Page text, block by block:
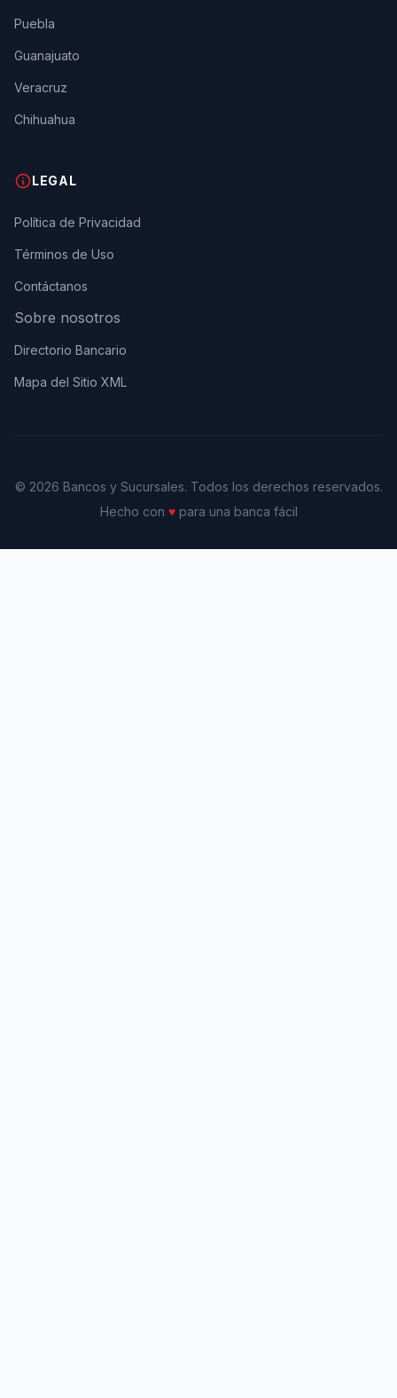
Puebla
Guanajuato
Veracruz
Chihuahua
LEGAL
Política de Privacidad
Términos de Uso
Contáctanos
Sobre nosotros
Directorio Bancario
Mapa del Sitio XML
© 2026 Bancos y Sucursales. Todos los derechos reservados.
Hecho con ♥para una banca fácil